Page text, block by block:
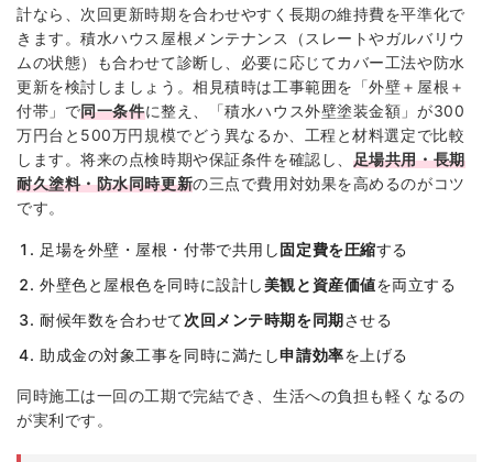
計なら、次回更新時期を合わせやすく長期の維持費を平準化で
きます。積水ハウス屋根メンテナンス（スレートやガルバリウ
ムの状態）も合わせて診断し、必要に応じてカバー工法や防水
更新を検討しましょう。相見積時は工事範囲を「外壁＋屋根＋
付帯」で同一条件に整え、「積水ハウス外壁塗装金額」が300
万円台と500万円規模でどう異なるか、工程と材料選定で比較
します。将来の点検時期や保証条件を確認し、 足場共用・長期
耐久塗料・防水同時更新の三点で費用対効果を高めるのがコツ
です。
足場を外壁・屋根・付帯で共用し固定費を圧縮する
外壁色と屋根色を同時に設計し美観と資産価値を両立する
耐候年数を合わせて次回メンテ時期を同期させる
助成金の対象工事を同時に満たし申請効率を上げる
同時施工は一回の工期で完結でき、生活への負担も軽くなるの
が実利です。